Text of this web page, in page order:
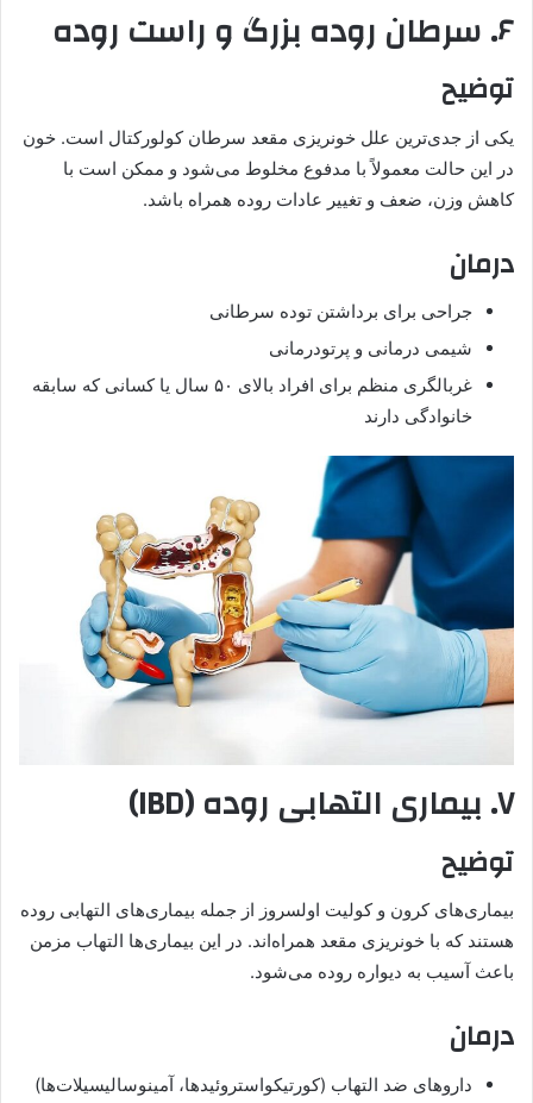
۶. سرطان روده بزرگ و راست‌ روده
توضیح
یکی از جدی‌ترین علل خونریزی مقعد سرطان کولورکتال است. خون
در این حالت معمولاً با مدفوع مخلوط می‌شود و ممکن است با
کاهش وزن، ضعف و تغییر عادات روده همراه باشد.
درمان
جراحی برای برداشتن توده سرطانی
شیمی‌ درمانی و پرتودرمانی
غربالگری منظم برای افراد بالای ۵۰ سال یا کسانی که سابقه
خانوادگی دارند
۷. بیماری التهابی روده (IBD)
توضیح
بیماری‌های کرون و کولیت اولسروز از جمله بیماری‌های التهابی روده
هستند که با خونریزی مقعد همراه‌اند. در این بیماری‌ها التهاب مزمن
باعث آسیب به دیواره روده می‌شود.
درمان
داروهای ضد التهاب (کورتیکواستروئیدها، آمینوسالیسیلات‌ها)